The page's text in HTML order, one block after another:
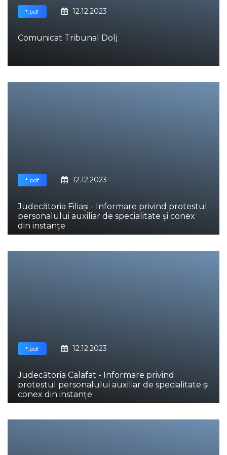
*.pdf 12.12.2023
Comunicat Tribunal Dolj
*.pdf 12.12.2023
Judecătoria Filiași - Informare privind protestul
personalului auxiliar de specialitate și conex
din instanțe
*.pdf 12.12.2023
Judecătoria Calafat - Informare privind
protestul personalului auxiliar de specialitate și
conex din instanțe